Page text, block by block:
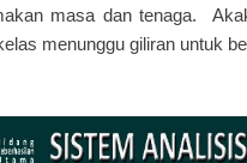
masa dan tenaga.
menunggu giliran untuk